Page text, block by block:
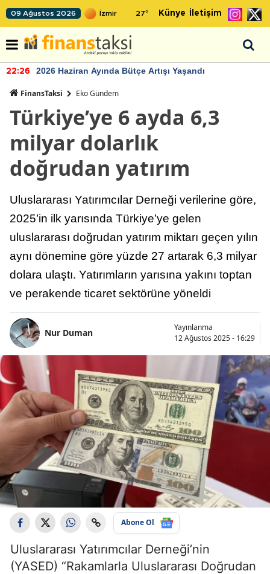
09 Ağustos 2026 27° Künye İletişim
22:26 2026 Haziran Ayında Bütçe Artışı Yaşandı
FinansTaksi Eko Gündem
Türkiye’ye 6 ayda 6,3
milyar dolarlık
doğrudan yatırım
Uluslararası Yatırımcılar Derneği verilerine göre,
2025’in ilk yarısında Türkiye’ye gelen
uluslararası doğrudan yatırım miktarı geçen yılın
aynı dönemine göre yüzde 27 artarak 6,3 milyar
dolara ulaştı. Yatırımların yarısına yakını toptan
ve perakende ticaret sektörüne yöneldi
Nur Duman
Yayınlanma
12 Ağustos 2025 - 16:29
Abone Ol
Uluslararası Yatırımcılar Derneği’nin
(YASED) “Rakamlarla Uluslararası Doğrudan